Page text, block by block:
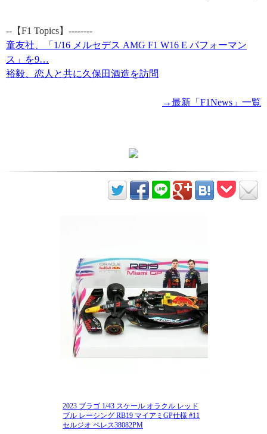
--【F1 Topics】--------
童友社、「1/16 メルセデス AMG F1 W16 E パフォーマン
ス」を9…
裕毅、恋人と共に久保田酒造を訪問
→最新「F1News」一覧
2023 ブラゴ 1/43 スケール オラクル レッド
ブル レーシング RB19 マイアミGP仕様 #11
セルジオ ペレス38082PM